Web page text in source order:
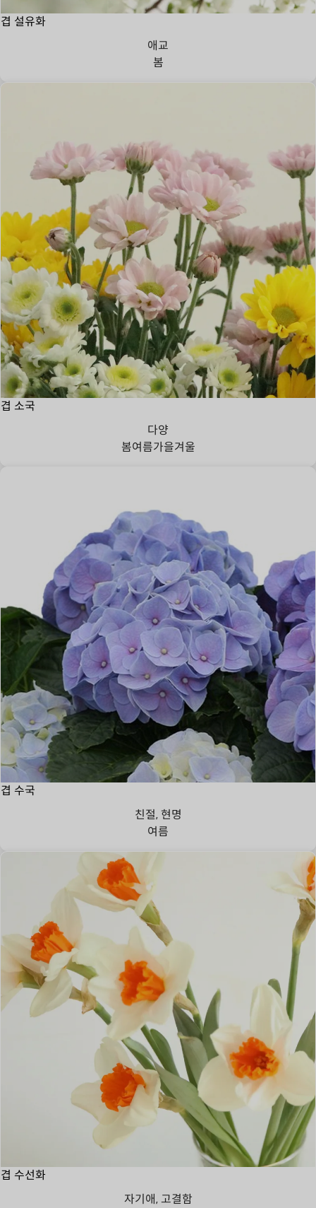
겹 설유화
애교
봄
겹 소국
다양
봄여름가을겨울
겹 수국
친절, 현명
여름
겹 수선화
자기애, 고결함